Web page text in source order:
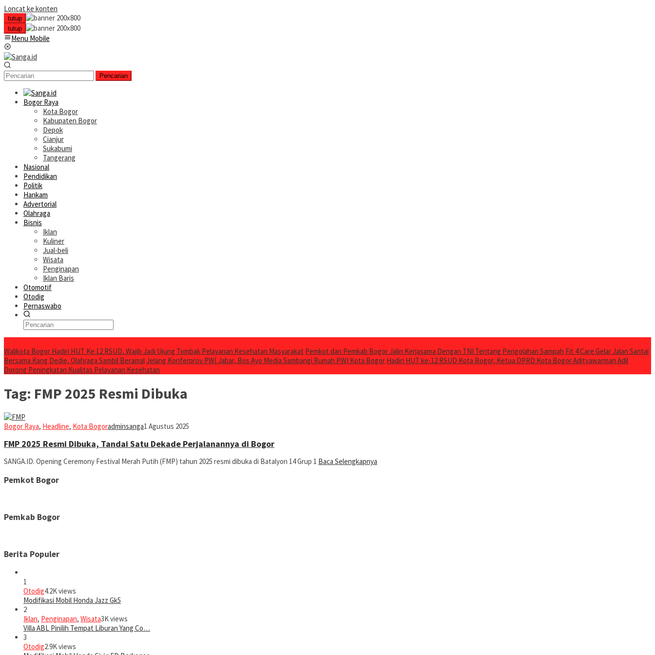
Loncat ke konten
tutup
tutup
Menu Mobile
Pencarian
Bogor Raya
Kota Bogor
Kabupaten Bogor
Depok
Cianjur
Sukabumi
Tangerang
Nasional
Pendidikan
Politik
Hankam
Advertorial
Olahraga
Bisnis
Iklan
Kuliner
Jual-beli
Wisata
Penginapan
Iklan Baris
Otomotif
Otodig
Pernaswabo
Walikota Bogor Hadiri HUT Ke 12 RSUD, Wajib Jadi Ujung Tombak Pelayanan Kesehatan Masyarakat Pemkot dan Pemkab Bogor Jalin Kerjasama Dengan TNI Tentang Pengolahan Sampah Fit 4 Care Gelar Jalan Santai
Bersama Kang Dedie, Olahraga Sambil BeramalJelang Konferprov PWI Jabar, Bos Ayo Media Sambangi Rumah PWI Kota Bogor Hadiri HUT ke-12 RSUD Kota Bogor, Ketua DPRD Kota Bogor Adityawarman Adil
Dorong Peningkatan Kualitas Pelayanan Kesehatan
Tag: FMP 2025 Resmi Dibuka
Bogor Raya, Headline, Kota Bogoradminsanga1 Agustus 2025
FMP 2025 Resmi Dibuka, Tandai Satu Dekade Perjalanannya di Bogor
SANGA.ID. Opening Ceremony Festival Merah Putih (FMP) tahun 2025 resmi dibuka di Batalyon 14 Grup 1 Baca Selengkapnya
Pemkot Bogor
Pemkab Bogor
Berita Populer
1
Otodig4.2K views
Modifikasi Mobil Honda Jazz Gk5
2
Iklan, Penginapan, Wisata3K views
Villa ABL Pinilih Tempat Liburan Yang Co…
3
Otodig2.9K views